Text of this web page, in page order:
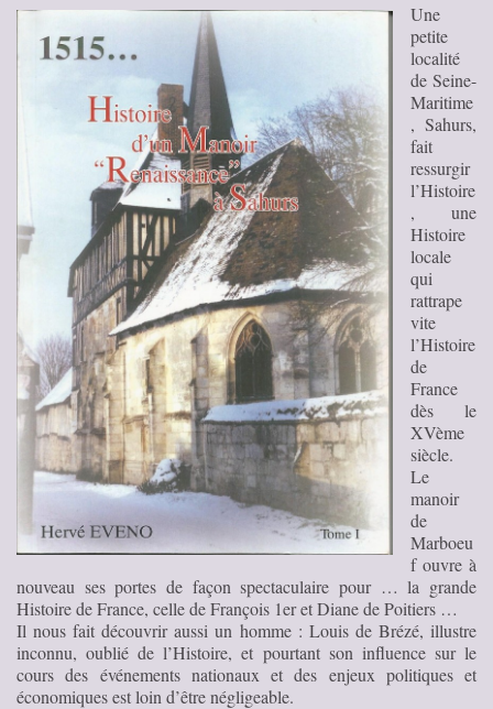
Une
petite
localité
de Seine-
Maritime
, Sahurs,
fait
ressurgir
l’Histoire
, une
Histoire
locale
qui
rattrape
vite
l’Histoire
de
France
dès le
XVème
siècle.
Le
manoir
de
Marboeu
f ouvre à
nouveau ses portes de façon spectaculaire pour … la grande
Histoire de France, celle de François 1er et Diane de Poitiers …
Il nous fait découvrir aussi un homme : Louis de Brézé, illustre
inconnu, oublié de l’Histoire, et pourtant son influence sur le
cours des événements nationaux et des enjeux politiques et
économiques est loin d’être négligeable.